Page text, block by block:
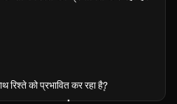
को प्रभावित कर रहा है?